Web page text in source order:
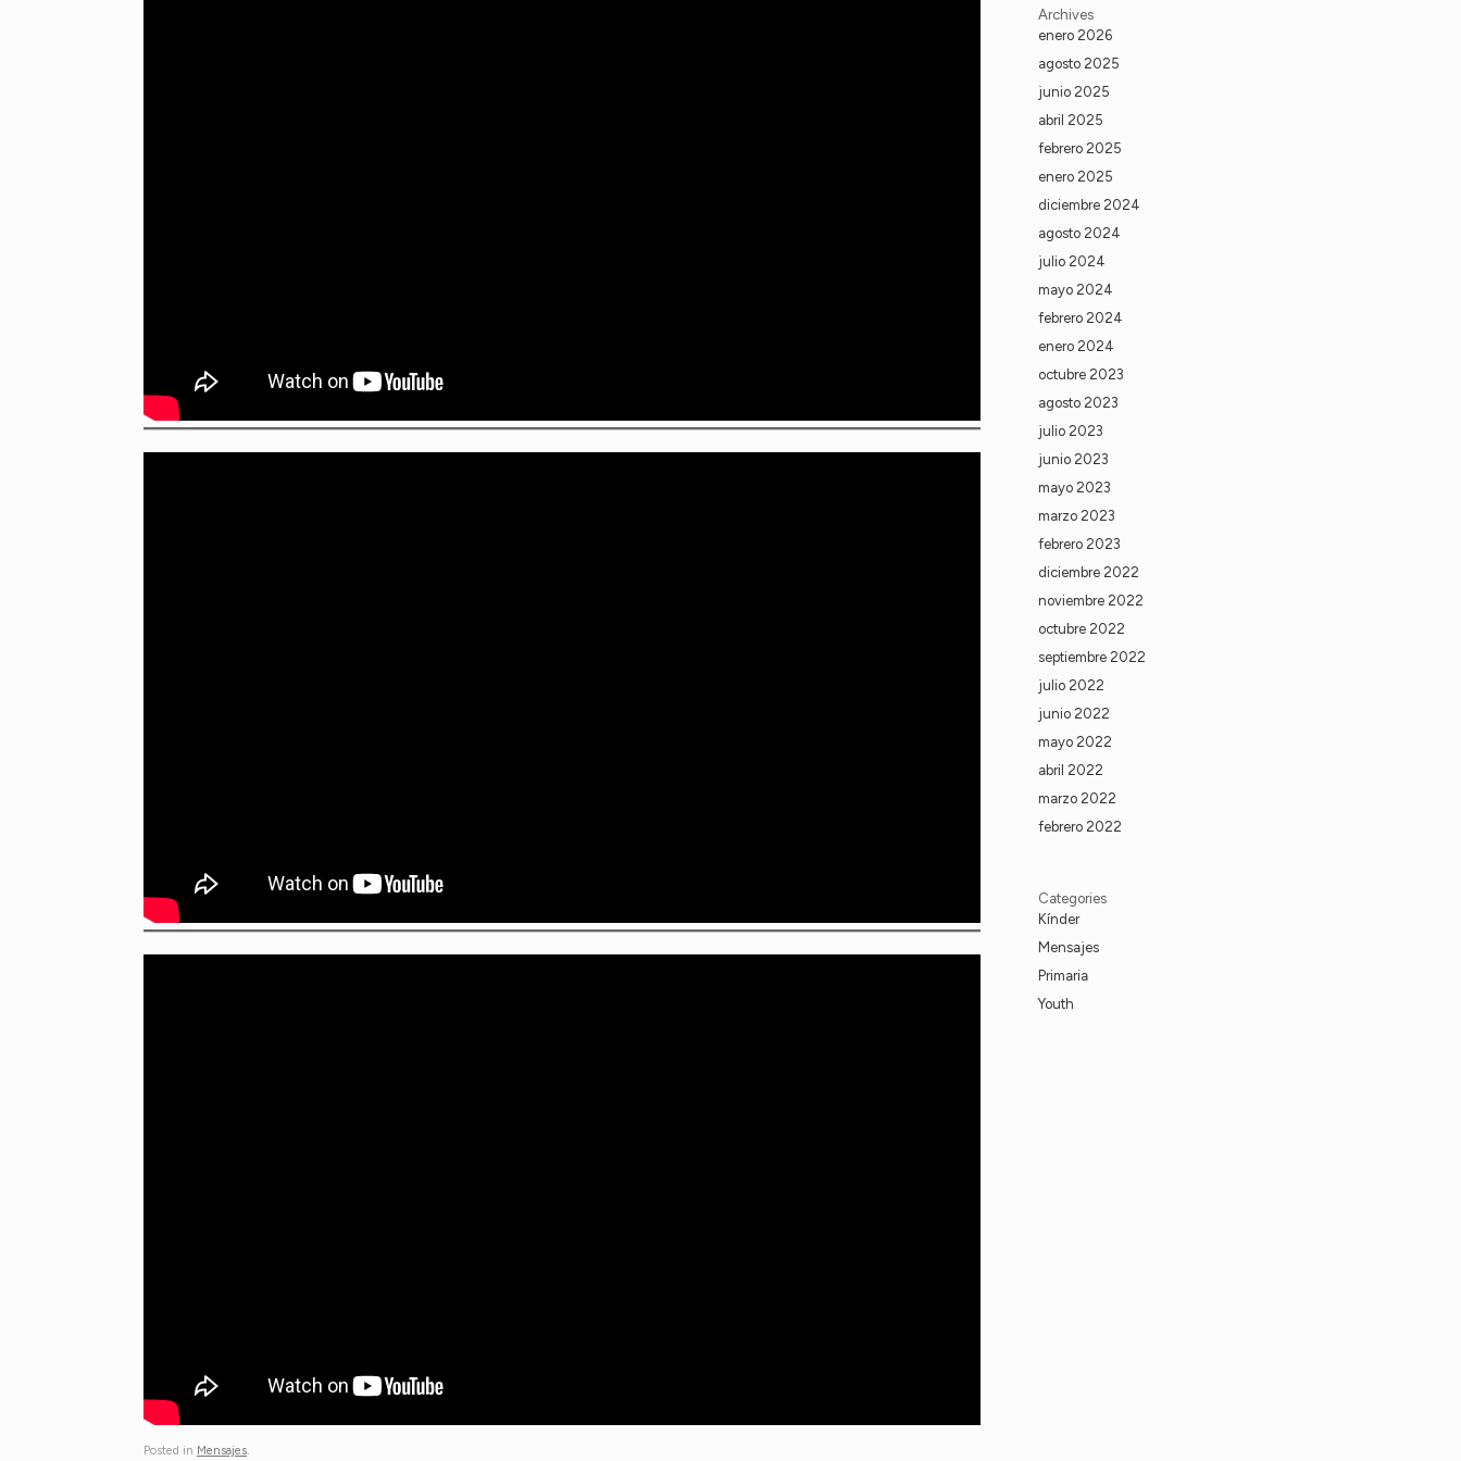
Posted in Mensajes.
Archives
enero 2026
agosto 2025
junio 2025
abril 2025
febrero 2025
enero 2025
diciembre 2024
agosto 2024
julio 2024
mayo 2024
febrero 2024
enero 2024
octubre 2023
agosto 2023
julio 2023
junio 2023
mayo 2023
marzo 2023
febrero 2023
diciembre 2022
noviembre 2022
octubre 2022
septiembre 2022
julio 2022
junio 2022
mayo 2022
abril 2022
marzo 2022
febrero 2022
Categories
Kínder
Mensajes
Primaria
Youth